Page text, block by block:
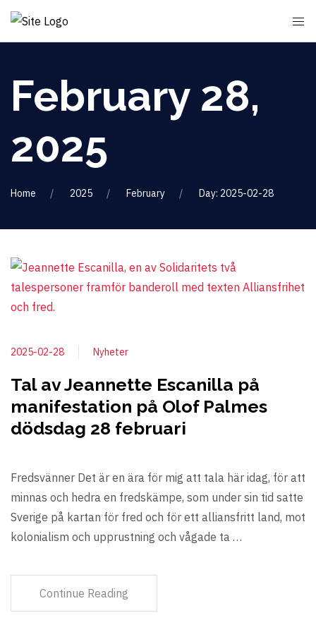
February 28,
2025
Home 2025 February Day: 2025-02-28
2025-02-28 Nyheter
Tal av Jeannette Escanilla på
manifestation på Olof Palmes
dödsdag 28 februari
Fredsvänner Det är en ära för mig att tala här idag, för att
minnas och hedra en fredskämpe, som under sin tid satte
Sverige på kartan för fred och för ett alliansfritt land, mot
kolonialism och upprustning och vågade ta …
Continue Reading